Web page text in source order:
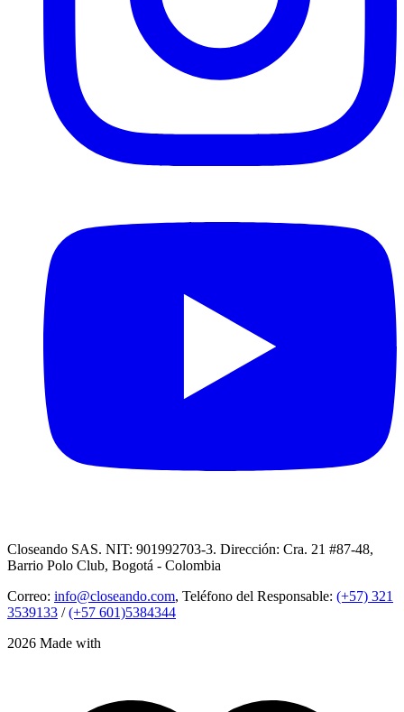
Closeando SAS. NIT: 901992703-3. Dirección: Cra. 21 #87-48,
Barrio Polo Club, Bogotá - Colombia
Correo: info@closeando.com, Teléfono del Responsable: (+57) 321
3539133 /(+57 601)5384344
2026 Made with